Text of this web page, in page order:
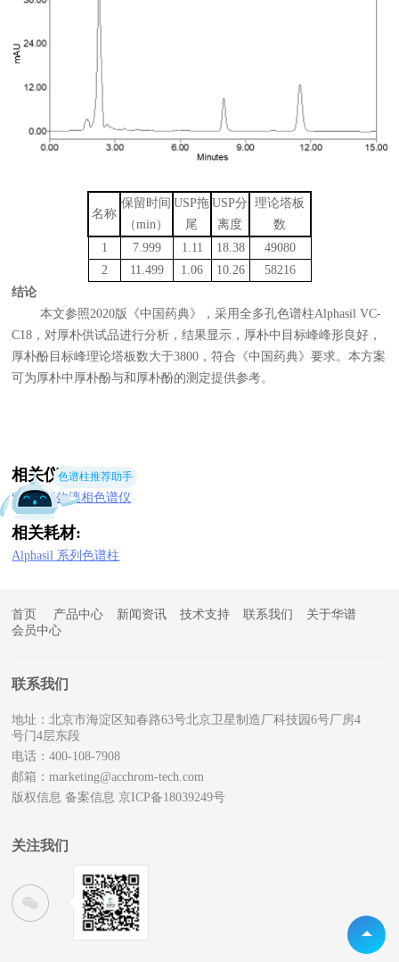
名称
保留时间
（min）
USP拖
尾
USP分
离度
理论塔板
数
1
7.999 1.11 18.38
49080
2
11.499 1.06 10.26
58216
结论
本文参照2020版《中国药典》，采用全多孔色谱柱Alphasil VC-
C18，对厚朴供试品进行分析，结果显示，厚朴中目标峰峰形良好，
厚朴酚目标峰理论塔板数大于3800，符合《中国药典》要求。本方案
可为厚朴中厚朴酚与和厚朴酚的测定提供参考。
相关仪器:
S6000高效液相色谱仪
相关耗材:
Alphasil 系列色谱柱
首页 产品中心 新闻资讯 技术支持 联系我们
关于华谱
会员中心
联系我们
地址：北京市海淀区知春路63号北京卫星制造厂科技园6号厂房4
号门4层东段
电话：400-108-7908
邮箱：marketing@acchrom-tech.com
版权信息备案信息 京ICP备18039249号
关注我们
色谱柱推荐助手